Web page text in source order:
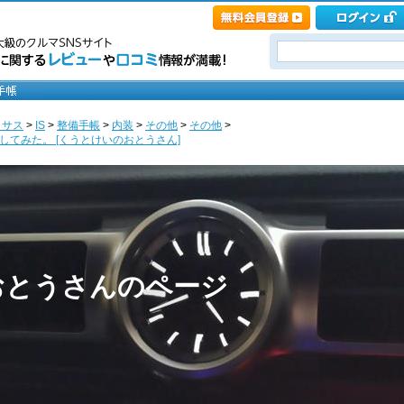
ス > IS > 整備手帳 > 内装 > その他 > その他 >
てみた。 [くうとけいのおとうさん]
うさんのページ